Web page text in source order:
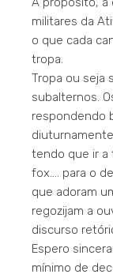
militares da
o que cada
tropa.
Tropa ou seja
subalternos.
respondendo
tendo que ir a
fox…. para o
que adoram
regozijam a
discurso
Espero
mínimo de